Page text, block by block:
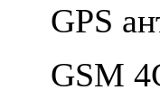
GPS
GSM